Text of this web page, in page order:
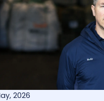
2026